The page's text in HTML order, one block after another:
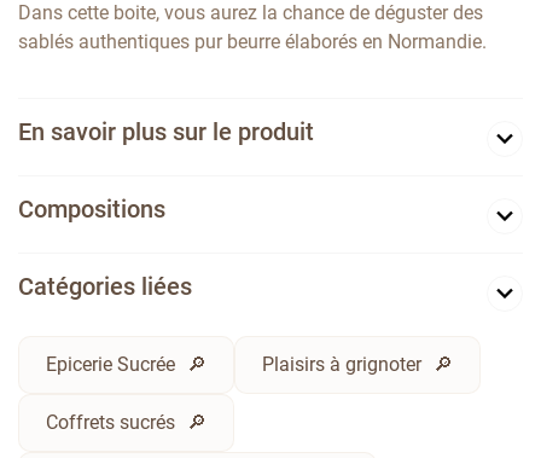
Dans cette boite, vous aurez la chance de déguster des
sablés authentiques pur beurre élaborés en Normandie.
En savoir plus sur le produit
Compositions
Catégories liées
Epicerie Sucrée Plaisirs à grignoter
Coffrets sucrés